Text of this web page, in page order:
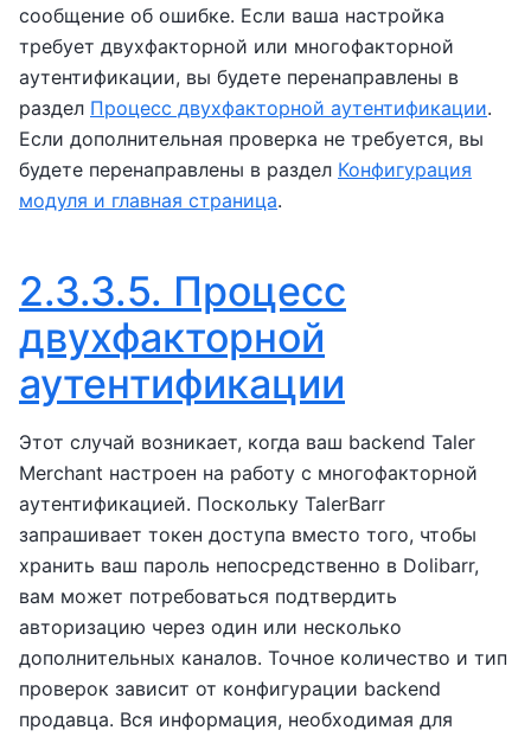
сообщение об ошибке. Если ваша настройка
требует двухфакторной или многофакторной
аутентификации, вы будете перенаправлены в
раздел Процесс двухфакторной аутентификации.
Если дополнительная проверка не требуется, вы
будете перенаправлены в раздел Конфигурация
модуля и главная страница.
2.3.3.5. Процесс
двухфакторной
аутентификации
Этот случай возникает, когда ваш backend Taler
Merchant настроен на работу с многофакторной
аутентификацией. Поскольку TalerBarr
запрашивает токен доступа вместо того, чтобы
хранить ваш пароль непосредственно в Dolibarr,
вам может потребоваться подтвердить
авторизацию через один или несколько
дополнительных каналов. Точное количество и тип
проверок зависит от конфигурации backend
продавца. Вся информация, необходимая для